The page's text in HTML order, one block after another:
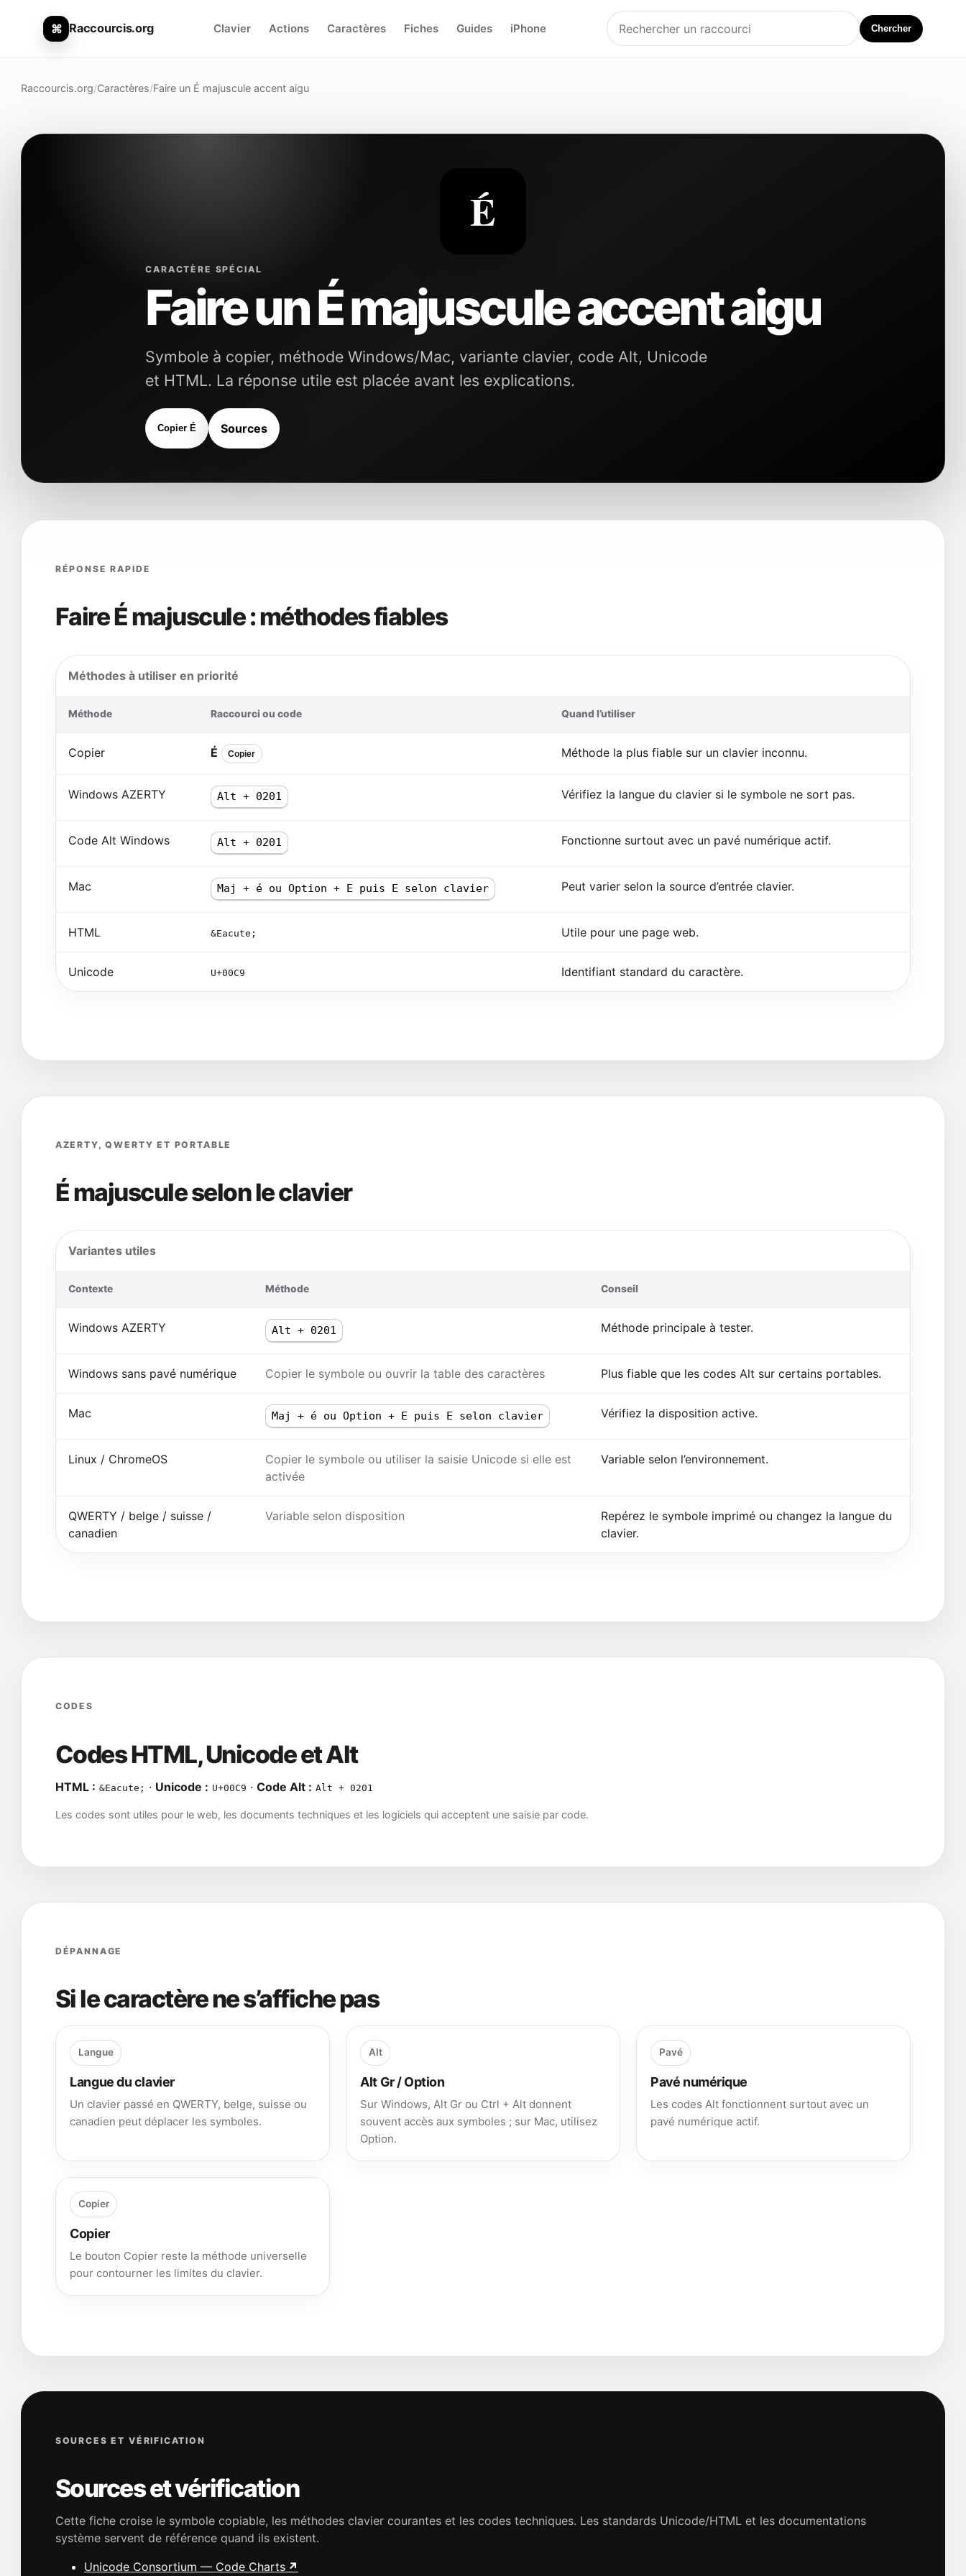
⌘ Raccourcis.org Clavier Actions Caractères Fiches Guides iPhone Chercher
Raccourcis.org/Caractères/Faire un É majuscule accent aigu
É
CARACTÈRE SPÉCIAL
Faire un É majuscule accent aigu
Symbole à copier, méthode Windows/Mac, variante clavier, code Alt, Unicode
et HTML. La réponse utile est placée avant les explications.
Copier É Sources
RÉPONSE RAPIDE
Faire É majuscule : méthodes fiables
Méthodes à utiliser en priorité
Méthode Raccourci ou code Quand l’utiliser
Copier É Copier Méthode la plus fiable sur un clavier inconnu.
Windows AZERTY Alt + 0201 Vérifiez la langue du clavier si le symbole ne sort pas.
Code Alt Windows Alt + 0201 Fonctionne surtout avec un pavé numérique actif.
Mac Maj + é ou Option + E puis E selon clavier Peut varier selon la source d’entrée clavier.
HTML &Eacute; Utile pour une page web.
Unicode U+00C9 Identifiant standard du caractère.
AZERTY, QWERTY ET PORTABLE
É majuscule selon le clavier
Variantes utiles
Contexte Méthode Conseil
Windows AZERTY Alt + 0201 Méthode principale à tester.
Windows sans pavé numérique Copier le symbole ou ouvrir la table des caractères Plus fiable que les codes Alt sur certains portables.
Mac Maj + é ou Option + E puis E selon clavier Vérifiez la disposition active.
Linux / ChromeOS
Copier le symbole ou utiliser la saisie Unicode si elle est
activée
Variable selon l’environnement.
QWERTY / belge / suisse /
canadien
Variable selon disposition
Repérez le symbole imprimé ou changez la langue du
clavier.
CODES
Codes HTML, Unicode et Alt
HTML : &Eacute; · Unicode : U+00C9 · Code Alt : Alt + 0201
Les codes sont utiles pour le web, les documents techniques et les logiciels qui acceptent une saisie par code.
DÉPANNAGE
Si le caractère ne s’affiche pas
Langue
Langue du clavier
Un clavier passé en QWERTY, belge, suisse ou
canadien peut déplacer les symboles.
Alt
Alt Gr / Option
Sur Windows, Alt Gr ou Ctrl + Alt donnent
souvent accès aux symboles ; sur Mac, utilisez
Option.
Pavé
Pavé numérique
Les codes Alt fonctionnent surtout avec un
pavé numérique actif.
Copier
Copier
Le bouton Copier reste la méthode universelle
pour contourner les limites du clavier.
SOURCES ET VÉRIFICATION
Sources et vérification
Cette fiche croise le symbole copiable, les méthodes clavier courantes et les codes techniques. Les standards Unicode/HTML et les documentations
système servent de référence quand ils existent.
Unicode Consortium — Code Charts